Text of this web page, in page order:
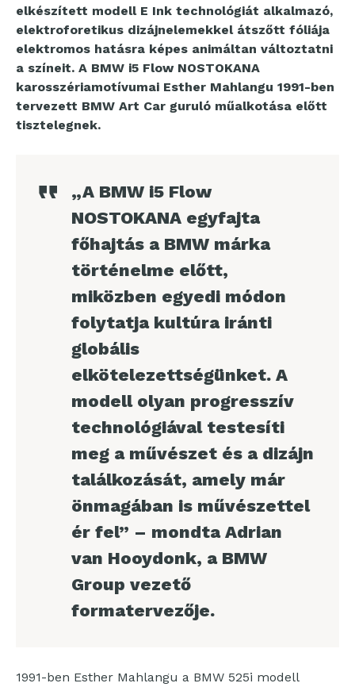
elkészített modell E Ink technológiát alkalmazó,
elektroforetikus dizájnelemekkel átszőtt fóliája
elektromos hatásra képes animáltan változtatni
a színeit. A BMW i5 Flow NOSTOKANA
karosszériamotívumai Esther Mahlangu 1991-ben
tervezett BMW Art Car guruló műalkotása előtt
tisztelegnek.
„A BMW i5 Flow
NOSTOKANA egyfajta
főhajtás a BMW márka
történelme előtt,
miközben egyedi módon
folytatja kultúra iránti
globális
elkötelezettségünket. A
modell olyan progresszív
technológiával testesíti
meg a művészet és a dizájn
találkozását, amely már
önmagában is művészettel
ér fel” – mondta Adrian
van Hooydonk, a BMW
Group vezető
formatervezője.
1991-ben Esther Mahlangu a BMW 525i modell